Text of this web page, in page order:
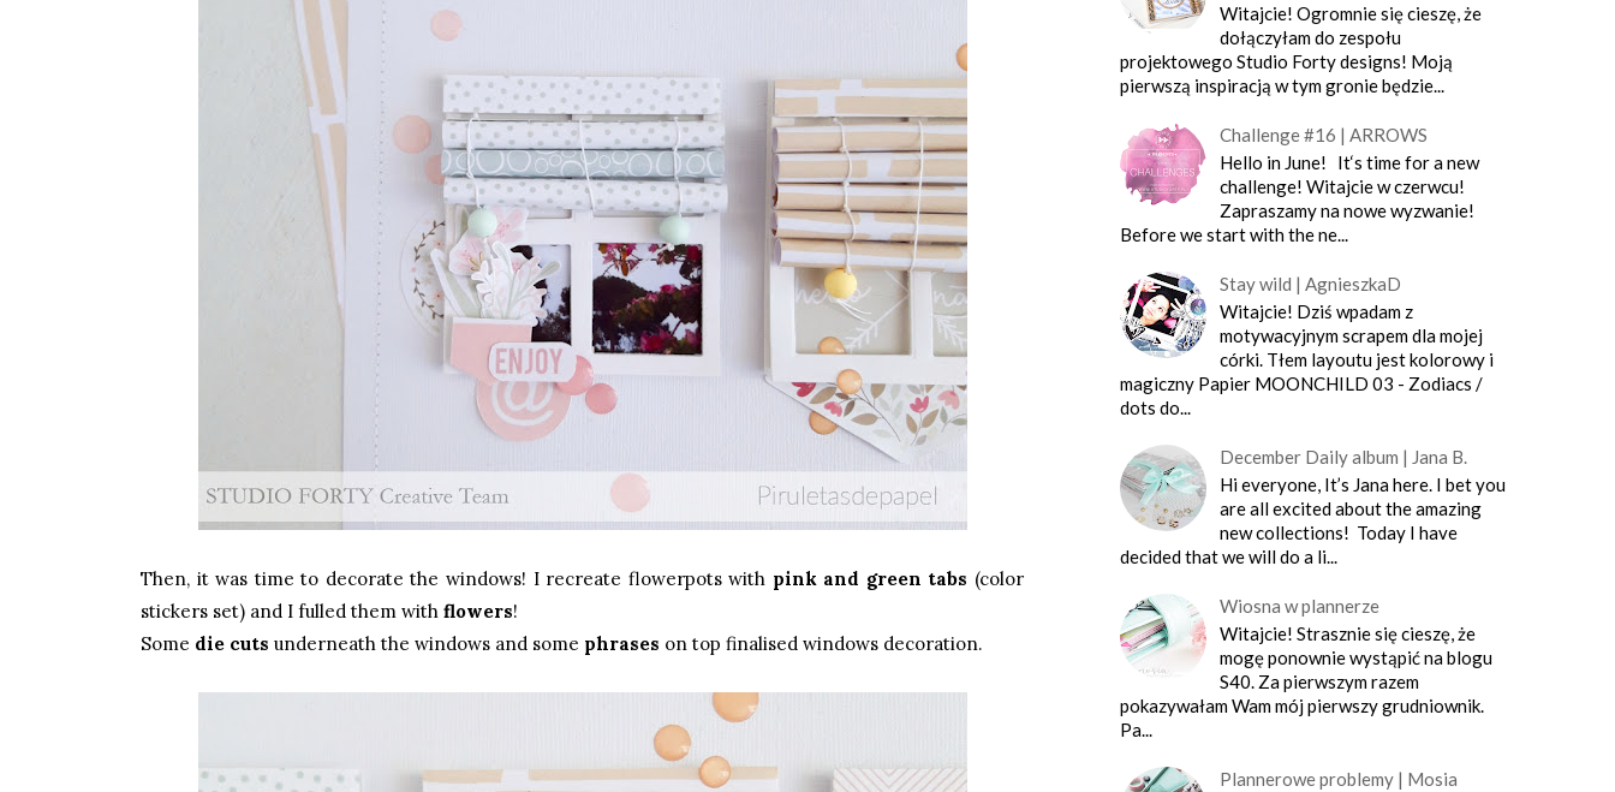
Then, it was time to decorate the windows! I recreate flowerpots with pinkand green tabs (color
stickers set) and I fulled them with flowers!
Some die cuts underneath the windows and some phrases on top finalised windows decoration.
Witajcie! Ogromnie się cieszę, że
dołączyłam do zespołu
projektowego Studio Forty designs! Moją
pierwszą inspiracją w tym gronie będzie...
Challenge #16 | ARROWS
Hello in June! It‘s time for a new
challenge! Witajcie w czerwcu!
Zapraszamy na nowe wyzwanie!
Before we start with the ne...
Stay wild | AgnieszkaD
Witajcie! Dziś wpadam z
motywacyjnym scrapem dla mojej
córki. Tłem layoutu jest kolorowy i
magiczny Papier MOONCHILD 03 - Zodiacs /
dots do...
December Daily album | Jana B.
Hi everyone, It’s Jana here. I bet you
are all excited about the amazing
new collections! Today I have
decided that we will do a li...
Wiosna w plannerze
Witajcie! Strasznie się cieszę, że
mogę ponownie wystąpić na blogu
S40. Za pierwszym razem
pokazywałam Wam mój pierwszy grudniownik.
Pa...
Plannerowe problemy | Mosia